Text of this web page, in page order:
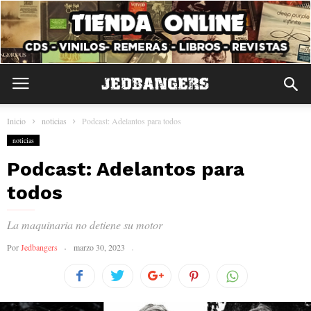
Inicio noticias Podcast: Adelantos para todos
noticias
Podcast: Adelantos para
todos
La maquinaria no detiene su motor
PorJedbangers marzo 30, 2023